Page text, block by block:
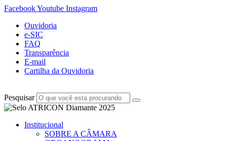
FacebookYoutube Instagram
Ouvidoria
e-SIC
FAQ
Transparência
E-mail
Cartilha da Ouvidoria
Pesquisar
Institucional
SOBRE A CÂMARA